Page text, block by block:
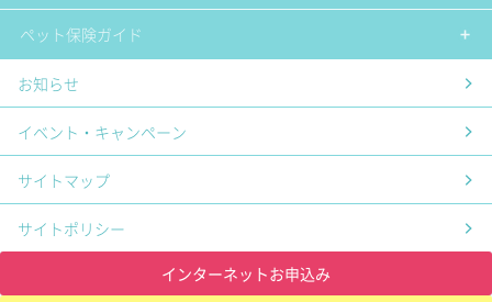
ペット保険ガイド
お知らせ
イベント・キャンペーン
サイトマップ
サイトポリシー
インターネットお申込み